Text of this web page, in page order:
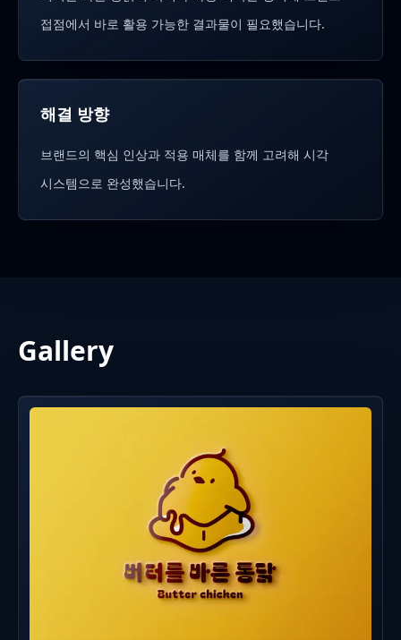
접점에서 바로 활용 가능한 결과물이 필요했습니다.
해결 방향
브랜드의 핵심 인상과 적용 매체를 함께 고려해 시각
시스템으로 완성했습니다.
Gallery